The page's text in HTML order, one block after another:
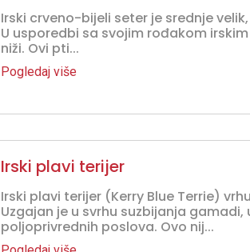
Irski crveno-bijeli seter je srednje
U usporedbi sa svojim rođakom
niži. Ovi pti...
Pogledaj više
Irski plavi terijer
Irski plavi terijer (Kerry Blue Terrie)
Uzgajan je u svrhu suzbijanja
poljoprivrednih poslova. Ovo nij...